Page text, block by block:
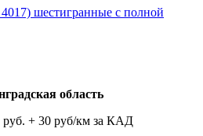
шестигранные с полной
область
руб. + 30 руб/км за КАД